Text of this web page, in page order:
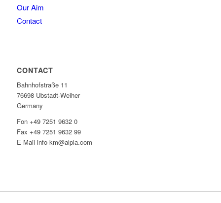
Our Aim
Contact
CONTACT
Bahnhofstraße 11
76698 Ubstadt-Weiher
Germany
Fon +49 7251 9632 0
Fax +49 7251 9632 99
E-Mail info-km@alpla.com